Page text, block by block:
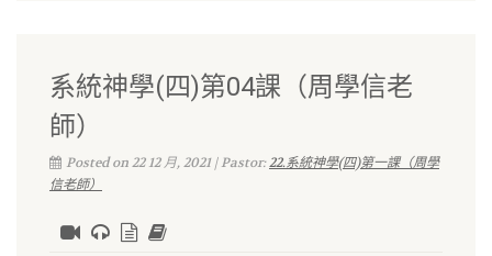
系統神學(四)第04課（周學信老
師）
Posted on 22 12 月, 2021 | Pastor:22.系統神學(四)第一課（周學
信老師）